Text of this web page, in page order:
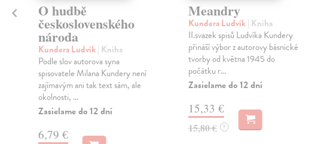
O hudbě
československého
národa
Kundera Ludvík| Kniha
Podle slov autorova syna
spisovatele Milana Kundery není
zajímavým ani tak text sám, ale
okolnosti, ...
Zasielame do 12 dní
6,79 €
Meandry
Kundera Ludvík| Kniha
II.svazek spisů Ludvíka Kundery
přináší výbor z autorovy básnické
tvorby od května 1945 do
počátku r...
Zasielame do 12 dní
15,33 €
15,80 € ?